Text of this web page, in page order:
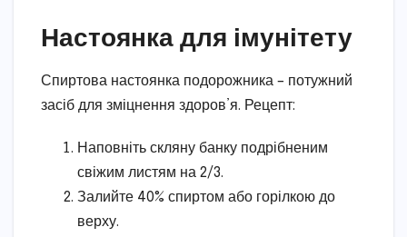
Настоянка для імунітету
Спиртова настоянка подорожника – потужний
засіб для зміцнення здоров’я. Рецепт:
Наповніть скляну банку подрібненим
свіжим листям на 2/3.
Залийте 40% спиртом або горілкою до
верху.